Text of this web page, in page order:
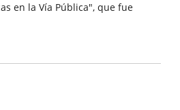
en la Vía Pública", que fue